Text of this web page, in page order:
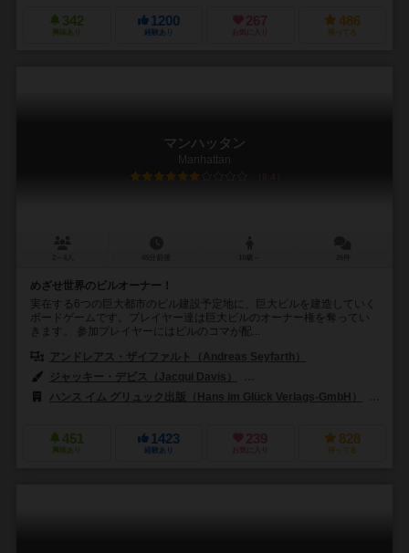
342
興味あり
1200
経験あり
267
お気に入り
486
持ってる
マンハッタン
Manhattan
6.4
めざせ世界のビルオーナー！
実在する6つの巨大都市のビル建設予定地に、巨大ビルを建造していく
ボードゲームです。プレイヤー達は巨大ビルのオーナー権を奪ってい
きます。 参加プレイヤーにはビルのコマが配...
アンドレアス・ザイファルト（Andreas Seyfarth）
ジャッキー・デビス（Jacqui Davis）
ハンス イム グリュック出版（Hans im Glück Verlags-GmbH）
451
興味あり
1423
経験あり
239
お気に入り
828
持ってる